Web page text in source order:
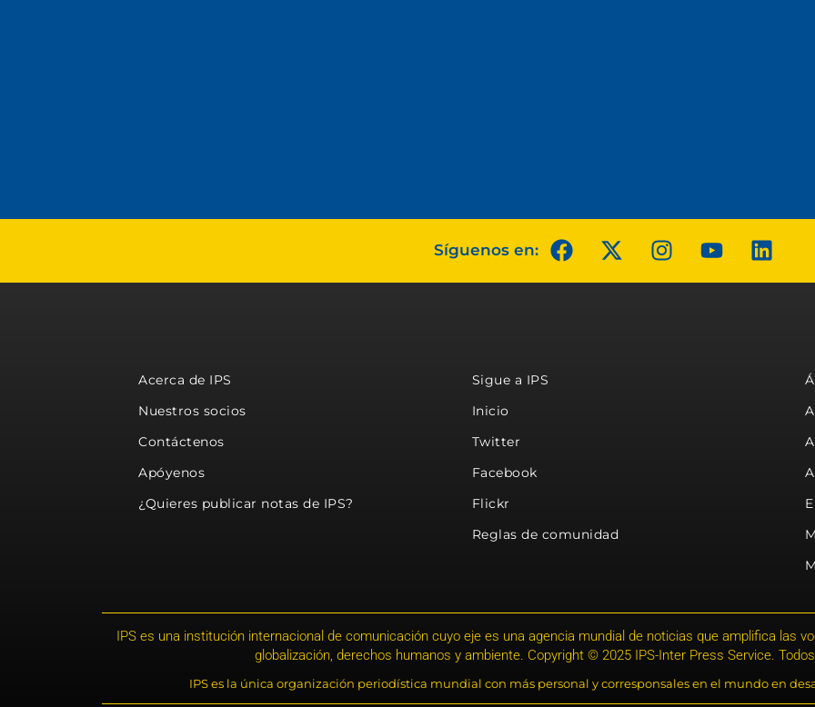
Síguenos en:
Acerca de IPS
Nuestros socios
Contáctenos
Apóyenos
¿Quieres publicar notas de IPS?
Sigue a IPS
Inicio
Twitter
Facebook
Flickr
Reglas de comunidad
IPS es una institución internacional de comunicación cuyo eje es una agencia mundial de noticias que amplifica las
globalización, derechos humanos y ambiente. Copyright © 2025 IPS-Inter Press Service.
IPS es la única organización periodística mundial con más personal y corresponsales en el mundo en